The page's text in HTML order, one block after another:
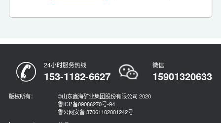
24小时服务热线
153-1182-6627
微信
15901320633
版权所有：
©山东鑫海矿业集团股份有限公司 2020
鲁ICP备09086270号-94
鲁公网安备 37061102001242号